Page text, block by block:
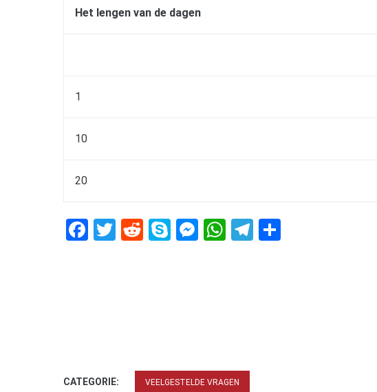
Het lengen van de dagen
1
10
20
Facebook
Twitter
RedditSkypeMessenger
WhatsApp
Telegram
CATEGORIE: VEELGESTELDE VRAGEN